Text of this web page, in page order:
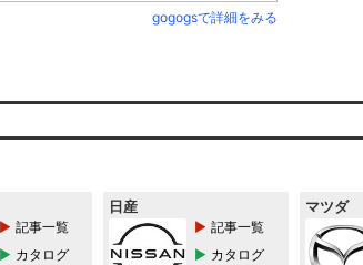
gogogsで詳細をみる
記事一覧
カタログ
日産
記事一覧
カタログ
マツダ